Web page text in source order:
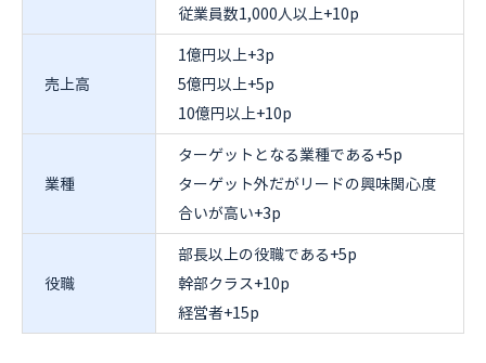
従業員数1,000人以上+10p
売上高
1億円以上+3p
5億円以上+5p
10億円以上+10p
業種
ターゲットとなる業種である+5p
ターゲット外だがリードの興味関心度
合いが高い+3p
役職
部長以上の役職である+5p
幹部クラス+10p
経営者+15p